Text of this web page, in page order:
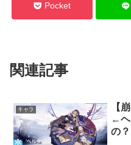
Pocket
関連記事
キャラ
【
←ヘ
の？